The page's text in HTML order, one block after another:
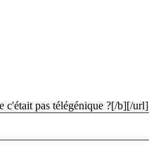
pas télégénique ?[/b][/url]